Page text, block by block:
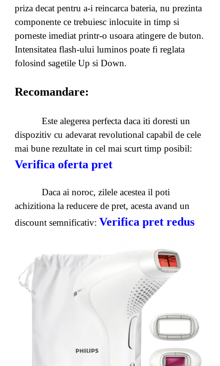
priza decat pentru a-i reincarca bateria, nu prezinta
componente ce trebuiesc inlocuite in timp si
porneste imediat printr-o usoara atingere de buton.
Intensitatea flash-ului luminos poate fi reglata
folosind sagetile Up si Down.
Recomandare:
Este alegerea perfecta daca iti doresti un
dispozitiv cu adevarat revolutional capabil de cele
mai bune rezultate in cel mai scurt timp posibil:
Verifica oferta pret
Daca ai noroc, zilele acestea il poti
achizitiona la reducere de pret, acesta avand un
discount semnificativ: Verifica pret redus